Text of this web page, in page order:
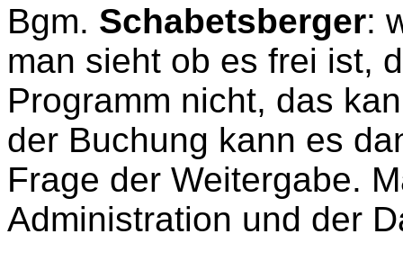
Bgm. Schabetsberger:
man sieht ob es frei ist,
Programm nicht, das
der Buchung kann es
Frage der Weitergabe.
Administration und der